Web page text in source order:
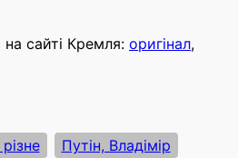
сайті Кремля: оригінал,
Путін, Владімір